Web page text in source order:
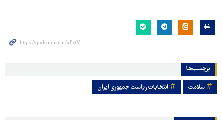
برچسب‌ها
سلامت انتخابات ریاست جمهوری ایران